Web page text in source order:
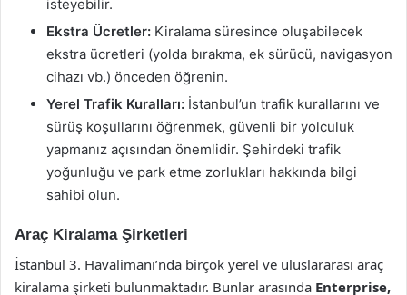
isteyebilir.
Ekstra Ücretler: Kiralama süresince oluşabilecek
ekstra ücretleri (yolda bırakma, ek sürücü, navigasyon
cihazı vb.) önceden öğrenin.
Yerel Trafik Kuralları: İstanbul’un trafik kurallarını ve
sürüş koşullarını öğrenmek, güvenli bir yolculuk
yapmanız açısından önemlidir. Şehirdeki trafik
yoğunluğu ve park etme zorlukları hakkında bilgi
sahibi olun.
Araç Kiralama Şirketleri
İstanbul 3. Havalimanı’nda birçok yerel ve uluslararası araç
kiralama şirketi bulunmaktadır. Bunlar arasında Enterprise,